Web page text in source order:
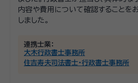
内容や費用について確認することを
しました。
連携士業：
大木行政書士事務所
住吉寿夫司法書士・行政書士事務所